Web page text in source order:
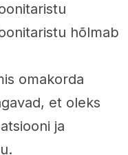
hõlmab
omakorda
et oleks
ja